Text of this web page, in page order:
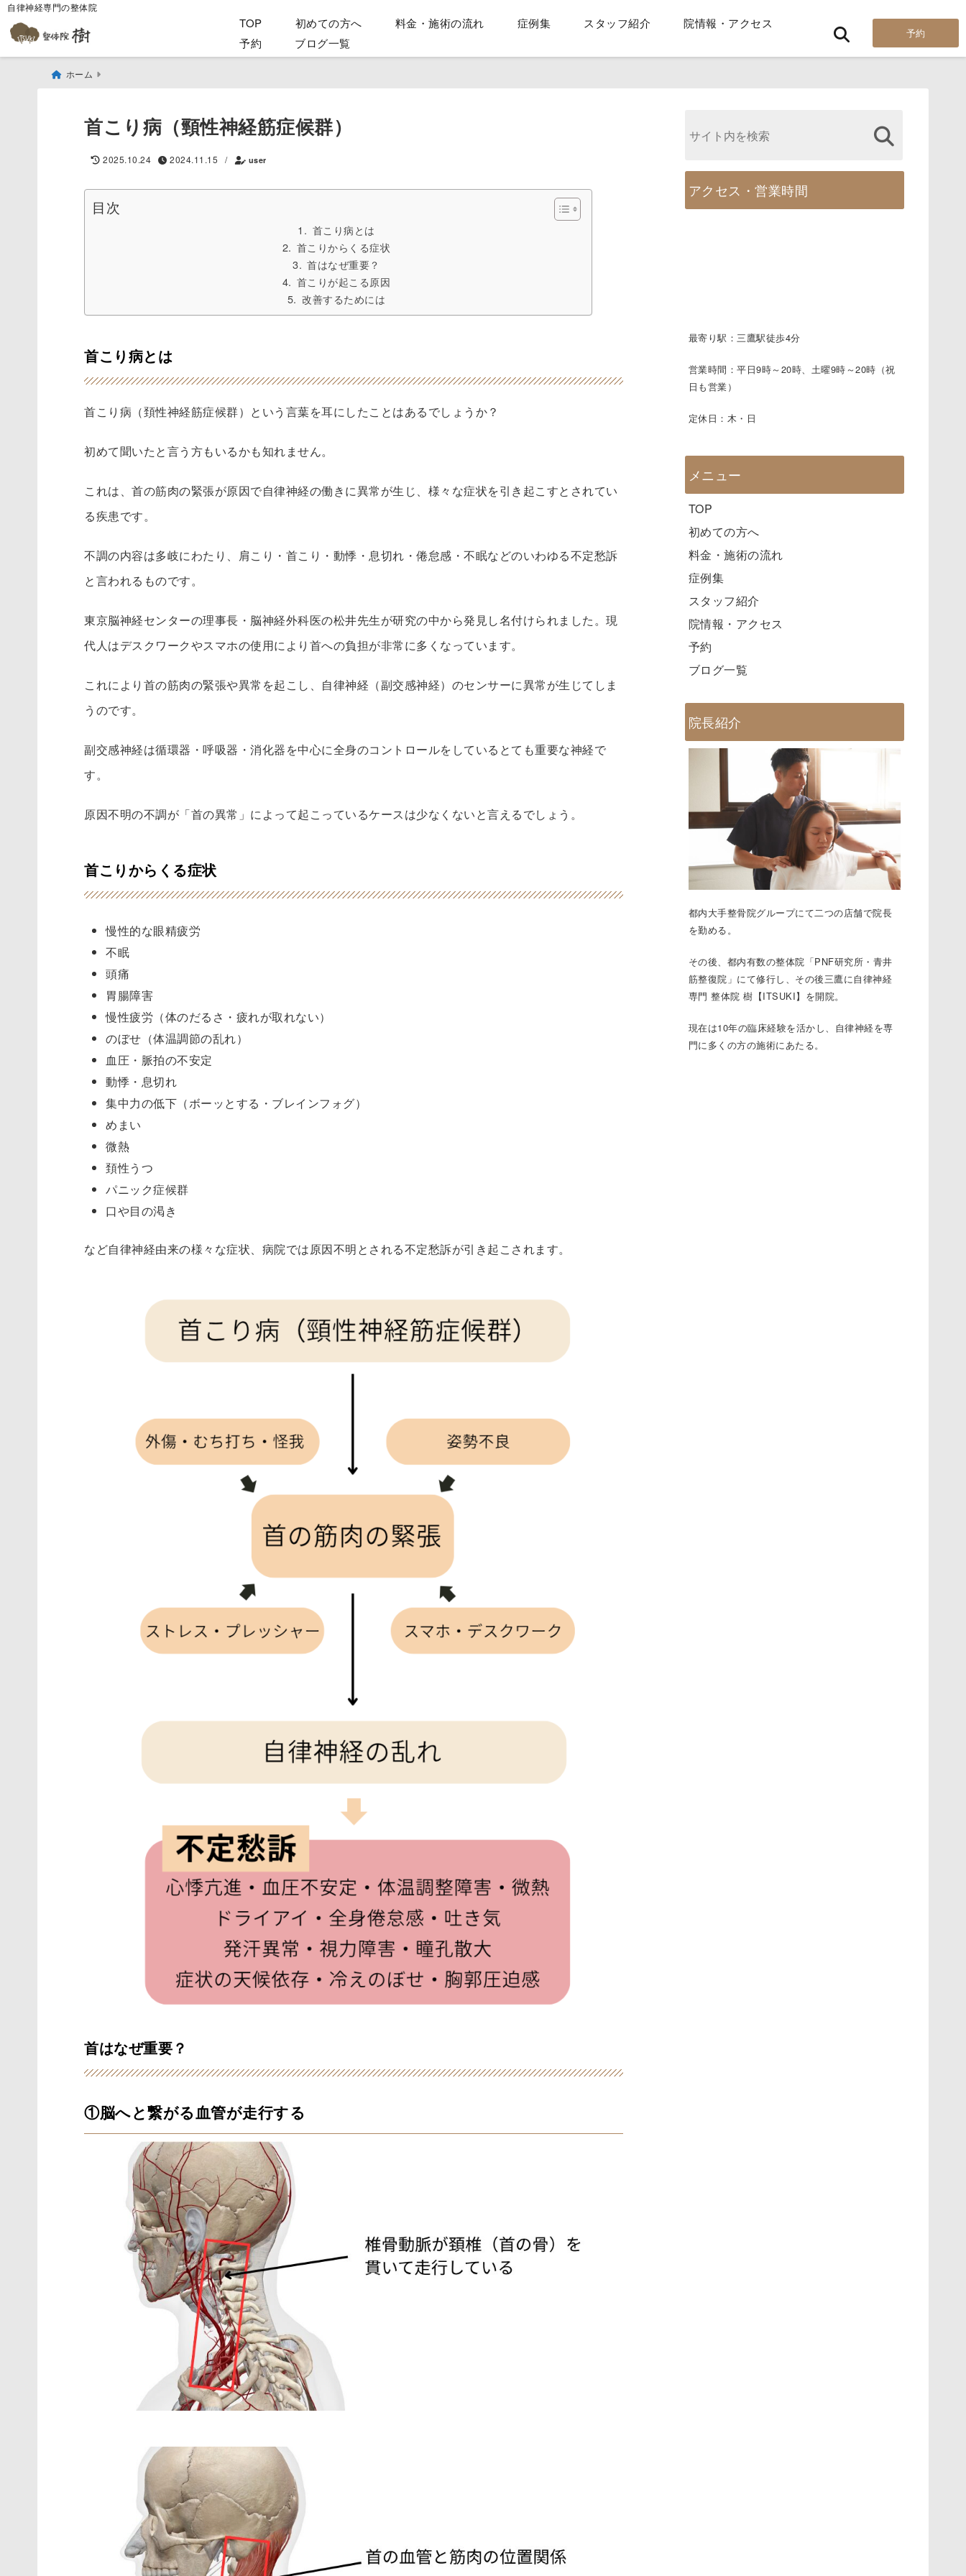
自律神経専門の整体院
TOP 初めての方へ 料金・施術の流れ 症例集 スタッフ紹介
院情報・アクセス
予約
ブログ一覧
予約
ホーム
首こり病（頸性神経筋症候群）
2025.10.24 2024.11.15 / user
目次
首こり病とは
首こりからくる症状
首はなぜ重要？
首こりが起こる原因
改善するためには
首こり病とは
首こり病（頚性神経筋症候群）という言葉を耳にしたことはあるでしょうか？
初めて聞いたと言う方もいるかも知れません。
これは、首の筋肉の緊張が原因で自律神経の働きに異常が生じ、様々な症状を引き起こすとされてい
る疾患です。
不調の内容は多岐にわたり、肩こり・首こり・動悸・息切れ・倦怠感・不眠などのいわゆる不定愁訴
と言われるものです。
東京脳神経センターの理事長・脳神経外科医の松井先生が研究の中から発見し名付けられました。現
代人はデスクワークやスマホの使用により首への負担が非常に多くなっています。
これにより首の筋肉の緊張や異常を起こし、自律神経（副交感神経）のセンサーに異常が生じてしま
うのです。
副交感神経は循環器・呼吸器・消化器を中心に全身のコントロールをしているとても重要な神経で
す。
原因不明の不調が「首の異常」によって起こっているケースは少なくないと言えるでしょう。
首こりからくる症状
慢性的な眼精疲労
不眠
頭痛
胃腸障害
慢性疲労（体のだるさ・疲れが取れない）
のぼせ（体温調節の乱れ）
血圧・脈拍の不安定
動悸・息切れ
集中力の低下（ボーッとする・ブレインフォグ）
めまい
微熱
頚性うつ
パニック症候群
口や目の渇き
など自律神経由来の様々な症状、病院では原因不明とされる不定愁訴が引き起こされます。
首はなぜ重要？
①脳へと繋がる血管が走行する
アクセス・営業時間
最寄り駅：三鷹駅徒歩4分
営業時間：平日9時～20時、土曜9時～20時（祝
日も営業）
定休日：木・日
メニュー
TOP
初めての方へ
料金・施術の流れ
症例集
スタッフ紹介
院情報・アクセス
予約
ブログ一覧
院長紹介
都内大手整骨院グループにて二つの店舗で院⻑
を勤める。
その後、都内有数の整体院「PNF研究所・⻘井
筋整復院」にて修行し、その後三鷹に自律神経
専門 整体院 樹【ITSUKI】 を開院。
現在は10年の臨床経験を活かし、自律神経を専
門に多くの方の施術にあたる。